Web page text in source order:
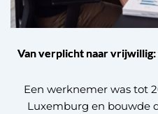
Van verplicht naar
Een werknemer was tot
Luxemburg en bouwde